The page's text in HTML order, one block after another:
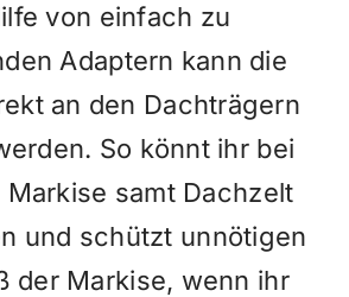
von einfach zu
Adaptern kann die
an den Dachträgern
So könnt ihr bei
Markise samt Dachzelt
und schützt unnötigen
der Markise, wenn ihr